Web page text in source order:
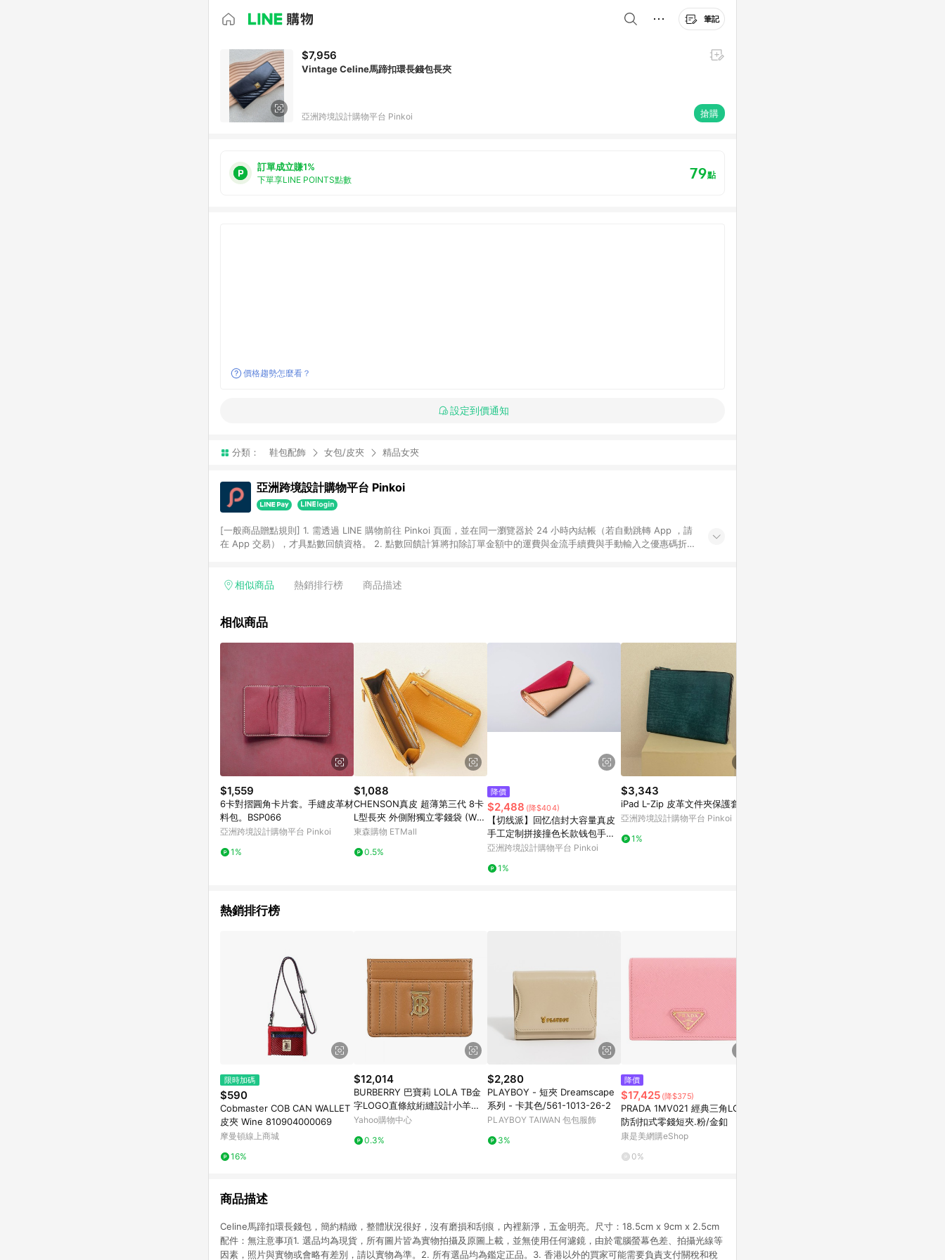
筆記
$7,956
Vintage Celine馬蹄扣環長錢包長夾
亞洲跨境設計購物平台 Pinkoi 搶購
訂單成立賺1%
下單享LINE POINTS點數 79點
價格趨勢怎麼看？
設定到價通知
分類： 鞋包配飾 女包/皮夾 精品女夾
亞洲跨境設計購物平台 Pinkoi
[一般商品贈點規則] 1. 需透過 LINE 購物前往 Pinkoi 頁面，並在同一瀏覽器於 24 小時內結帳（若自動跳轉 App ，請
在 App 交易），才具點數回饋資格。 2. 點數回饋計算將扣除訂單金額中的運費與金流手續費與手動輸入之優惠碼折
格，部分退款不在此限。 6. APP 請更新至Android v4.6.0 / iOS v4.1.5 以上才具贈點資格。 7. 點數將於出貨後 45 天
使用規則請以點數紅包活動說明為準。 11. 若於 LINE 購物前往 Pinkoi 頁面後才首次下載 Pinkoi APP 並完成訂單，不
相似商品 熱銷排行榜 商品描述
相似商品
$1,559
6卡對摺圓角卡片套。手縫皮革材
料包。BSP066
亞洲跨境設計購物平台 Pinkoi
1%
$1,088
CHENSON真皮 超薄第三代 8卡
L型長夾 外側附獨立零錢袋 (W2
2437)
東森購物 ETMall
0.5%
降價
$2,488 (降$404)
【切线派】回忆信封大容量真皮
手工定制拼接撞色长款钱包手拿
包
亞洲跨境設計購物平台 Pinkoi
1%
$3,343
iPad L-Zip 皮革文件夾保護套
亞洲跨境設計購物平台 Pinkoi
1%
熱銷排行榜
限時加碼
$590
Cobmaster COB CAN WALLET
皮夾 Wine 810904000069
摩曼頓線上商城
16%
$12,014
BURBERRY 巴寶莉 LOLA TB金
字LOGO直條紋絎縫設計小羊皮4
卡卡夾(棕)
Yahoo購物中心
0.3%
$2,280
PLAYBOY - 短夾 Dreamscape
系列 - 卡其色/561-1013-26-2
PLAYBOY TAIWAN 包包服飾
3%
降價
$17,425 (降$375)
PRADA 1MV021 經典三角LOGO
防刮扣式零錢短夾.粉/金釦
康是美網購eShop
0%
商品描述
Celine馬蹄扣環長錢包，簡約精緻，整體狀況很好，沒有磨損和刮痕，內裡新淨，五金明亮。尺寸：18.5cm x 9cm x 2.5cm
配件：無注意事項1. 選品均為現貨，所有圖片皆為實物拍攝及原圖上載，並無使用任何濾鏡，由於電腦螢幕色差、拍攝光線等
因素，照片與實物或會略有差別，請以實物為準。2. 所有選品均為鑑定正品。3. 香港以外的買家可能需要負責支付關稅和稅